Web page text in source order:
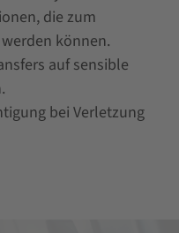
die zum
können.
auf sensible
bei Verletzung